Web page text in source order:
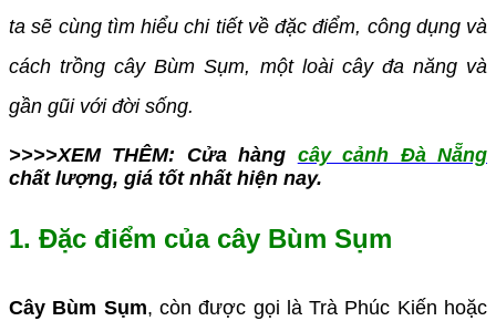
ta sẽ cùng tìm hiểu chi tiết về đặc điểm, công dụng và
cách trồng cây Bùm Sụm, một loài cây đa năng và
gần gũi với đời sống.
>>>>XEM THÊM: Cửa hàng cây cảnh Đà Nẵng
chất lượng, giá tốt nhất hiện nay.
1. Đặc điểm của cây Bùm Sụm
Cây Bùm Sụm, còn được gọi là Trà Phúc Kiến hoặc